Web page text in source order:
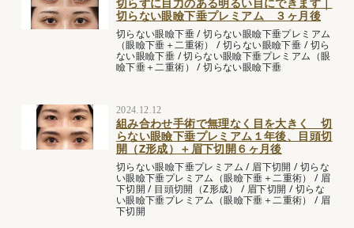
切らない眼瞼下垂プレミアム ３ヶ月後
切らない眼瞼下垂/切らない眼瞼下垂プレミアム
（眼瞼下垂＋二重術）
/切らない眼瞼下垂 /切ら
ない眼瞼下垂 /切らない眼瞼下垂プレミアム（眼
瞼下垂＋二重術） /切らない眼瞼下垂
2024.12.12
組み合わせ手術で無理なく目を大きく 切
らない眼瞼下垂プレミアム１年後、目頭切
開（Z形成）＋眉下切開６ヶ月後
切らない眼瞼下垂プレミアム / 眉下切開 /切らな
い眼瞼下垂プレミアム（眼瞼下垂＋二重術）
/ 眉
下切開 / 目頭切開（Z形成） / 眉下切開 /切らな
い眼瞼下垂プレミアム（眼瞼下垂＋二重術）
/ 眉
下切開